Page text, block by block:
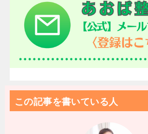
この記事を書いている人